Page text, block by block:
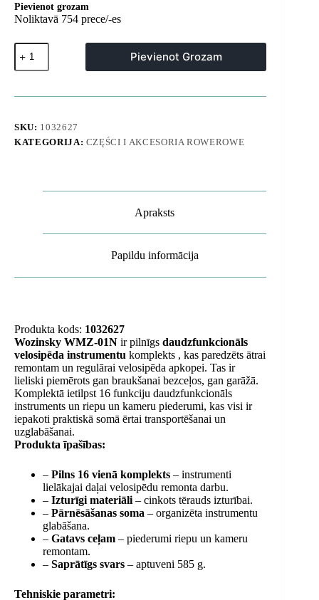
Pievienot grozam
Noliktavā 754 prece/-es
16 vienā
daudzfunkcionāls
velosipēdu
instrumentu
Pievienot Grozam
SKU: 1032627
KATEGORIJA: CZĘŚCI I AKCESORIA ROWEROWE
Apraksts
Papildu informācija
Produkta kods: 1032627
Wozinsky WMZ-01N ir pilnīgs daudzfunkcionāls
velosipēda instrumentu komplekts , kas paredzēts ātrai
remontam un regulārai velosipēda apkopei. Tas ir
lieliski piemērots gan braukšanai bezceļos, gan garāžā.
Komplektā ietilpst 16 funkciju daudzfunkcionāls
instruments un riepu un kameru piederumi, kas visi ir
iepakoti praktiskā somā ērtai transportēšanai un
uzglabāšanai.
Produkta īpašības:
– Pilns 16 vienā komplekts – instrumenti
lielākajai daļai velosipēdu remonta darbu.
– Izturīgi materiāli – cinkots tērauds izturībai.
– Pārnēsāšanas soma – organizēta instrumentu
glabāšana.
– Gatavs ceļam – piederumi riepu un kameru
remontam.
– Saprātīgs svars – aptuveni 585 g.
Tehniskie parametri: